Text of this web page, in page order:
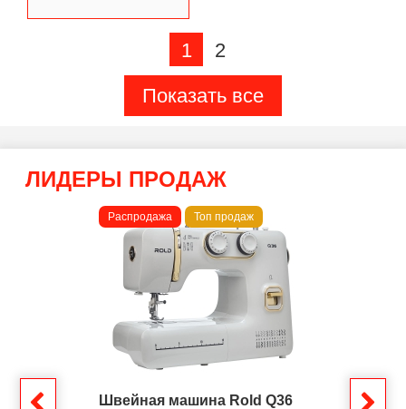
1
2
Показать все
ЛИДЕРЫ ПРОДАЖ
Распродажа Топ продаж
Швейная машина Rold Q36